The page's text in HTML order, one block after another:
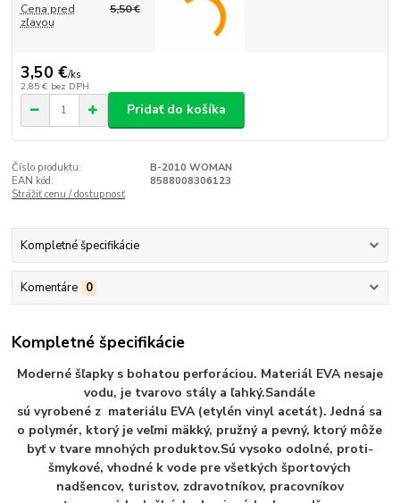
Cena pred
zľavou
5,50 €
3,50 €/ks
2,85 € bez DPH
Pridať do košíka
Číslo produktu:
B-2010 WOMAN
EAN kód:
8588008306123
Strážiť cenu / dostupnosť
Kompletné špecifikácie
Komentáre 0
Kompletné špecifikácie
Moderné šľapky s bohatou perforáciou. Materiál EVA nesaje
vodu, je tvarovo stály a ľahký.Sandále
sú vyrobené z materiálu EVA (etylén vinyl acetát). Jedná sa
o polymér, ktorý je veľmi mäkký, pružný a pevný, ktorý môže
byť v tvare mnohých produktov.Sú vysoko odolné, proti-
šmykové, vhodné k vode pre všetkých športových
nadšencov, turistov, zdravotníkov, pracovníkov